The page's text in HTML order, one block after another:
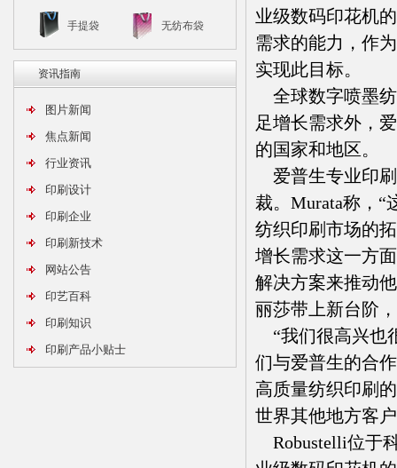
手提袋 无纺布袋
资讯指南
图片新闻
焦点新闻
行业资讯
印刷设计
印刷企业
印刷新技术
网站公告
印艺百科
印刷知识
印刷产品小贴士
业级数码印花机
需求的能力，作
实现此目标。
全球数字喷墨纺
足增长需求外，
的国家和地区。
爱普生专业印刷
裁。Murata称，
纺织印刷市场的
增长需求这一方
解决方案来推动
丽莎带上新台阶
“我们很高兴也
们与爱普生的合
高质量纺织印刷
世界其他地方客
Robustelli位于